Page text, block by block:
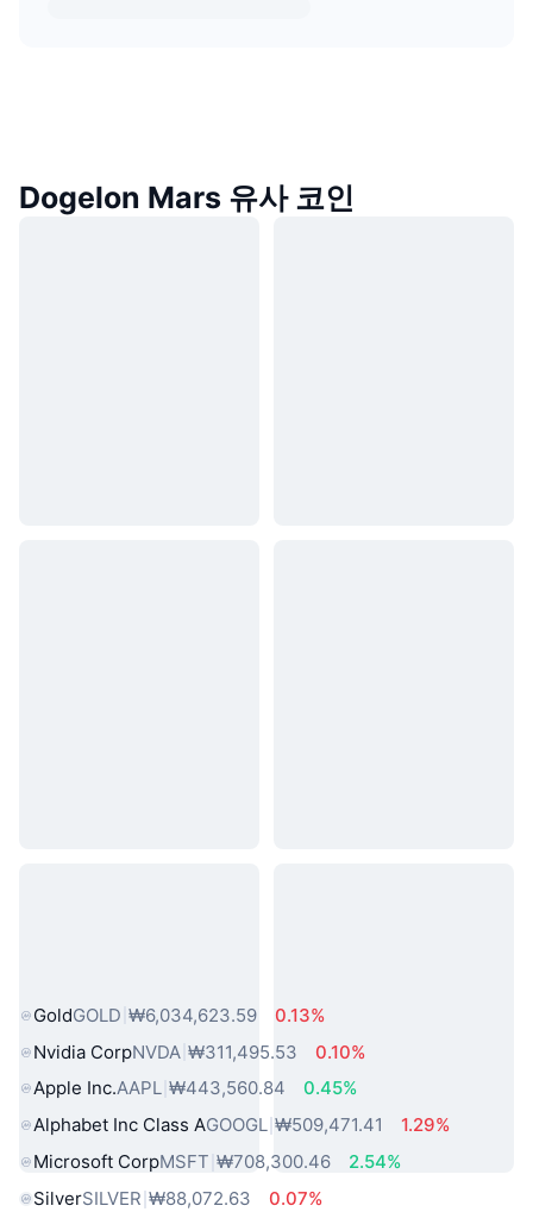
Dogelon Mars 유사 코인
GoldGOLD ₩6,034,623.59
0.13%
Nvidia CorpNVDA ₩311,495.53
0.10%
Apple Inc.AAPL ₩443,560.84
0.45%
Alphabet Inc Class AGOOGL ₩509,471.41
1.29%
Microsoft CorpMSFT ₩708,300.46
2.54%
SilverSILVER ₩88,072.63
0.07%